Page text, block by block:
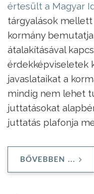
értesült a Magyar
tárgyalások
kormány
átalakításával
érdekképviseletek
javaslataikat a
mindig nem lehet
juttatásokat
juttatás plafonja
BŐVEBBEN ...